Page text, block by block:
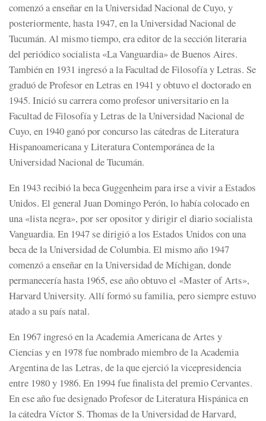
comenzó a enseñar en la Universidad Nacional de Cuyo, y
posteriormente, hasta 1947, en la Universidad Nacional de
Tucumán. Al mismo tiempo, era editor de la sección literaria
del periódico socialista «La Vanguardia» de Buenos Aires.​
También en 1931 ingresó a la Facultad de Filosofía y Letras. Se
graduó de Profesor en Letras en 1941 y obtuvo el doctorado en
1945. Inició su carrera como profesor universitario en la
Facultad de Filosofía y Letras de la Universidad Nacional de
Cuyo, en 1940 ganó por concurso las cátedras de Literatura
Hispanoamericana y Literatura Contemporánea de la
Universidad Nacional de Tucumán.
En 1943 recibió la beca Guggenheim para irse a vivir a Estados
Unidos.​ El general Juan Domingo Perón, lo había colocado en
una «lista negra», por ser opositor y dirigir el diario socialista
Vanguardia. En 1947 se dirigió a los Estados Unidos con una
beca de la Universidad de Columbia. El mismo año 1947
comenzó a enseñar en la Universidad de Míchigan, donde
permanecería hasta 1965, ese año obtuvo el «Master of Arts»,
Harvard University. Allí formó su familia, pero siempre estuvo
atado a su país natal.
En 1967 ingresó en la Academia Americana de Artes y
Ciencias y en 1978 fue nombrado miembro de la Academia
Argentina de las Letras, de la que ejerció la vicepresidencia
entre 1980 y 1986. En 1994 fue finalista del premio Cervantes.
En ese año fue designado Profesor de Literatura Hispánica en
la cátedra Víctor S. Thomas de la Universidad de Harvard,